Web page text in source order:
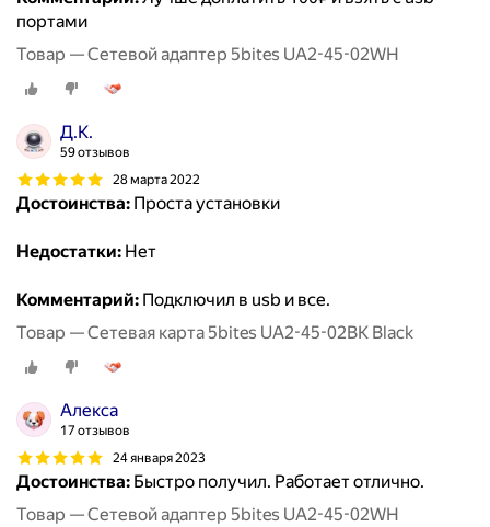
портами
Товар — Сетевой адаптер 5bites UA2-45-02WH
Д.К.
59 отзывов
28 марта 2022
Достоинства: Проста установки
Недостатки: Нет
Комментарий: Подключил в usb и все.
Товар — Сетевая карта 5bites UA2-45-02BK Black
Алекса
17 отзывов
24 января 2023
Достоинства: Быстро получил. Работает отлично.
Товар — Сетевой адаптер 5bites UA2-45-02WH